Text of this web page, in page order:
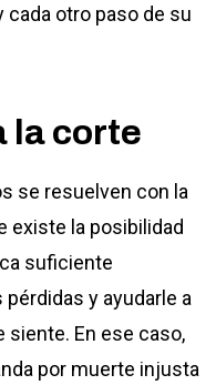
otro paso de su
la corte
se resuelven con la
existe la posibilidad
suficiente
y ayudarle a
siente. En ese caso,
por muerte injusta